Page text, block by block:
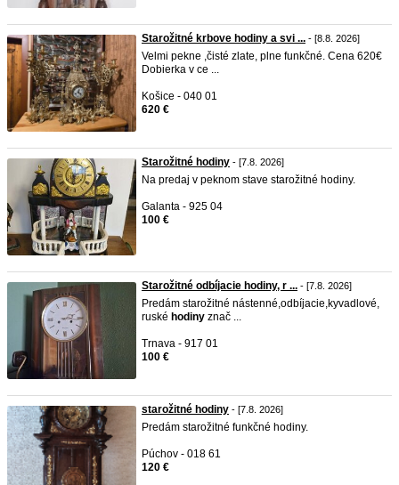
Starožitné krbove hodiny a svi ... - [8.8. 2026]
Velmi pekne ,čisté zlate, plne funkčné. Cena 620€
Dobierka v ce ...
Košice - 040 01
620 €
Starožitné hodiny - [7.8. 2026]
Na predaj v peknom stave starožitné hodiny.
Galanta - 925 04
100 €
Starožitné odbíjacie hodiny, r ... - [7.8. 2026]
Predám starožitné nástenné,odbíjacie,kyvadlové,
ruské hodiny znač ...
Trnava - 917 01
100 €
starožitné hodiny - [7.8. 2026]
Predám starožitné funkčné hodiny.
Púchov - 018 61
120 €